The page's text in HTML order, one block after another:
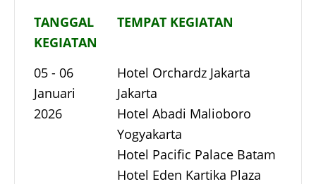
TANGGAL
KEGIATAN
TEMPAT KEGIATAN
05 - 06
Januari
2026
Hotel Orchardz Jakarta
Jakarta
Hotel Abadi Malioboro
Yogyakarta
Hotel Pacific Palace Batam
Hotel Eden Kartika Plaza